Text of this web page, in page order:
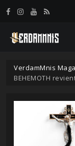
VerdamMnis
BEHEMOTH
Panneau de gestion